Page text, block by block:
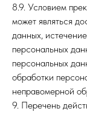
8.9. Условием
может являться
данных,
персональных
персональных
обработки
неправомерной
9. Перечень